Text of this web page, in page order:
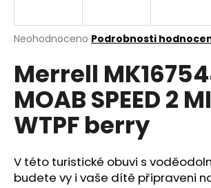
Průměrné
produktu
je
0,0
5
hvězdiček.
Neohodnoceno Podrobnosti
Merrell
MOAB SPEED 2
WTPF berry
V této turistické obuvi s
budete vy i vaše dítě připraveni
j
t
?
HLEDAT